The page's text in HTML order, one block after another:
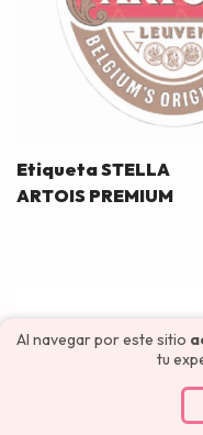
Al navegar por este sitio
tu
Etiqueta STELLA
ARTOIS PREMIUM